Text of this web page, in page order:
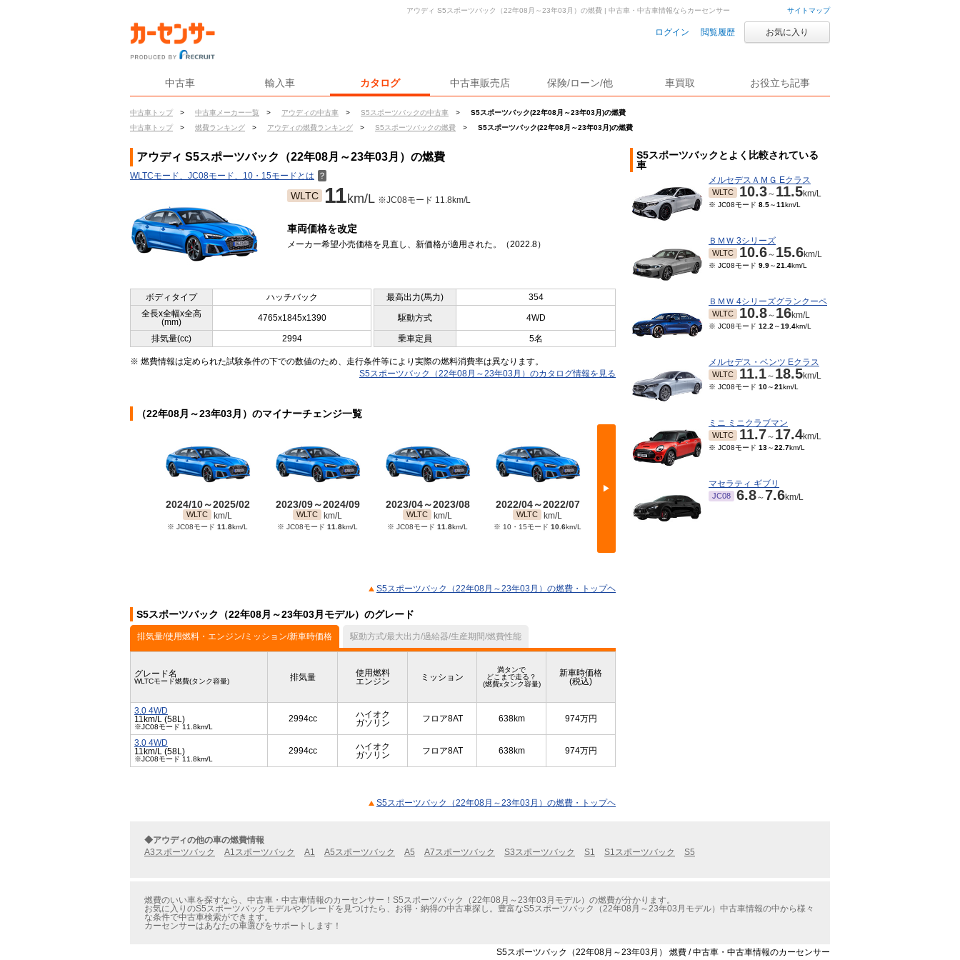
サイトマップ
ログイン 閲覧履歴 お気に入り
中古車 輸入車 カタログ 中古車販売店 保険/ローン/他 車買取 お役立ち記事
中古車トップ > 中古車メーカー一覧 > アウディの中古車 > S5スポーツバックの中古車 >
S5スポーツバック(22年08月～23年03月)の燃費
中古車トップ
> 燃費ランキング > アウディの燃費ランキング > S5スポーツバックの燃費 > S5スポーツバック(22年08月～23年03月)の燃費
アウディ S5スポーツバック（22年08月～23年03月）の燃費 | 中古車・中古車情報ならカーセンサー
アウディ S5スポーツバック（22年08月～23年03月）の燃費
WLTCモード、JC08モード、10・15モードとは ？
WLTC 11km/L ※JC08モード 11.8km/L
車両価格を改定
メーカー希望小売価格を見直し、新価格が適用された。（2022.8）
ボディタイプ ハッチバック 最高出力(馬力)
354
全長x全幅x全高
(mm)
4765x1845x1390 駆動方式 4WD
排気量(cc) 2994 乗車定員 5名
※ 燃費情報は定められた試験条件の下での数値のため、走行条件等により実際の燃料消費率は異なります。
S5スポーツバック（22年08月～23年03月）のカタログ情報を見る
（22年08月～23年03月）のマイナーチェンジ一覧
▶
2024/10～2025/02
WLTC km/L
※ JC08モード 11.8km/L
2023/09～2024/09
WLTC km/L
※ JC08モード 11.8km/L
2023/04～2023/08
WLTC km/L
※ JC08モード 11.8km/L
2022/04～2022/07
WLTC km/L
※ 10・15モード 10.6km/L
2021/10～2022/03
WLTC km/L
2021/01～2021/09
S5スポーツバック（22年08月～23年03月）の燃費・トップヘ
S5スポーツバック（22年08月～23年03月モデル）のグレード
排気量/使用燃料・エンジン/ミッション/新車時価格 駆動方式/最大出力/過給器/生産期間/燃費性能
グレード名
WLTCモード燃費(タンク容量) 排気量
使用燃料
エンジン
ミッション
満タンで
どこまで走る？
(燃費xタンク容量)
新車時価格
(税込)
3.0 4WD
11km/L (58L)
※JC08モード 11.8km/L
2994cc
ハイオク
ガソリン
フロア8AT 638km 974万円
3.0 4WD
11km/L (58L)
※JC08モード 11.8km/L
2994cc
ハイオク
ガソリン
フロア8AT 638km 974万円
S5スポーツバック（22年08月～23年03月）の燃費・トップヘ
S5スポーツバックとよく比較されている
車
メルセデスＡＭＧ Eクラス
WLTC 10.3～ 11.5km/L
※ JC08モード 8.5～11km/L
ＢＭＷ 3シリーズ
WLTC 10.6～ 15.6km/L
※ JC08モード 9.9～21.4km/L
ＢＭＷ 4シリーズグランクーペ
WLTC 10.8～ 16km/L
※ JC08モード 12.2 ～19.4km/L
メルセデス・ベンツ Eクラス
WLTC 11.1～ 18.5km/L
※ JC08モード 10～21km/L
ミニ ミニクラブマン
WLTC 11.7～ 17.4km/L
※ JC08モード 13～22.7km/L
マセラティ ギブリ
JC08 6.8～7.6km/L
◆アウディの他の車の燃費情報
A3スポーツバック
A1スポーツバック A1 A5スポーツバック A5 A7スポーツバック S3スポーツバック S1 S1スポーツバック S5
燃費のいい車を探すなら、中古車・中古車情報のカーセンサー！S5スポーツバック（22年08月～23年03月モデル）の燃費が分かります。
お気に入りのS5スポーツバックモデルやグレードを見つけたら、お得・納得の中古車探し。豊富なS5スポーツバック（22年08月～23年03月モデル）中古車情報の中から様々
な条件で中古車検索ができます。
カーセンサーはあなたの車選びをサポートします！
S5スポーツバック（22年08月～23年03月） 燃費 / 中古車・中古車情報のカーセンサー